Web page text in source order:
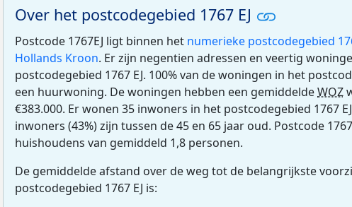
Over het postcodegebied 1767 EJ
Postcode 1767EJ ligt binnen het numerieke postcodegebied
Hollands Kroon. Er zijn negentien adressen en veertig
postcodegebied 1767 EJ. 100% van de woningen in het
een huurwoning. De woningen hebben een gemiddeldeWOZ
€383.000. Er wonen 35 inwoners in het postcodegebied 1767
inwoners (43%) zijn tussen de 45 en 65 jaar oud. Postcode
huishoudens van gemiddeld 1,8 personen.
De gemiddelde afstand over de weg tot de belangrijkste
postcodegebied 1767 EJ is: